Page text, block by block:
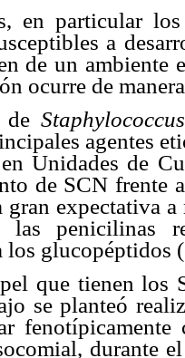
en particular
a
de un
ocurre de
de
agentes
en Unidades de
de SCN frente
gran expectativa
las penicilinas
los glucopéptidos
que tienen los
se planteó
durante